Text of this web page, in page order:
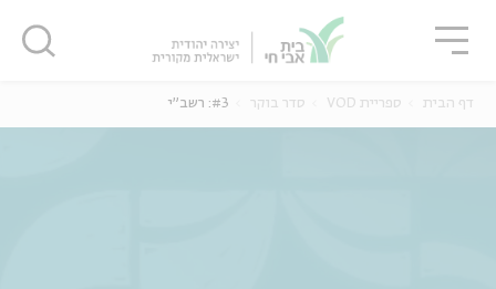
דף הבית ספריית VOD סדר בוקר #3: רשב"י
סגור